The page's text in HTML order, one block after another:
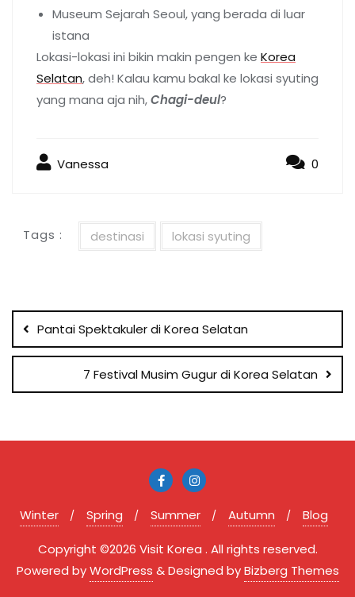
Museum Sejarah Seoul, yang berada di luar
istana
Lokasi-lokasi ini bikin makin pengen ke Korea
Selatan, deh! Kalau kamu bakal ke lokasi syuting
yang mana aja nih,Chagi-deul?
Vanessa 0
Tags : destinasi lokasi syuting
Post
navigation
Pantai Spektakuler di Korea Selatan
7 Festival Musim Gugur di Korea Selatan
Winter Spring Summer Autumn Blog
Copyright ©2026 Visit Korea . All rights reserved.
Powered byWordPress &Designed byBizberg Themes